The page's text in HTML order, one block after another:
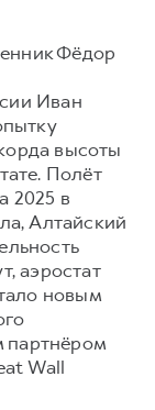
Фёдор
Иван
высоты
Полёт
2025 в
Алтайский
аэростат
новым
партнёром
Wall